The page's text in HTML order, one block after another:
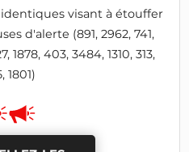
visant à étouffer
d'alerte (891, 2962, 741,
1878, 403, 3484, 1310, 313,
1801)